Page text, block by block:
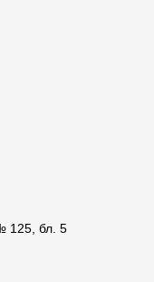
125, бл. 5